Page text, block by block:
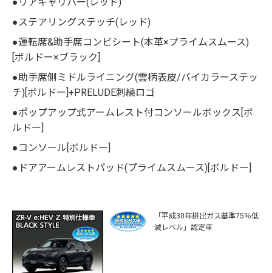
●リアキャリパー(レッド)
●ステアリングステッチ(レッド)
●運転席&助手席コンビシート(本革×プライムスムース)
[ボルドー×ブラック]
●助手席側ミドルライニング(雲柄表皮/バイカラーステッ
チ)[ボルドー]+PRELUDE刺繍ロゴ
●ポップアップ式アームレスト付コンソールボックス[ボ
ルドー]
●コンソール[ボルドー]
●ドアアームレストパッド(プライムスムース)[ボルドー]
「平成30年排出ガス基準75％低
減レベル」認定車